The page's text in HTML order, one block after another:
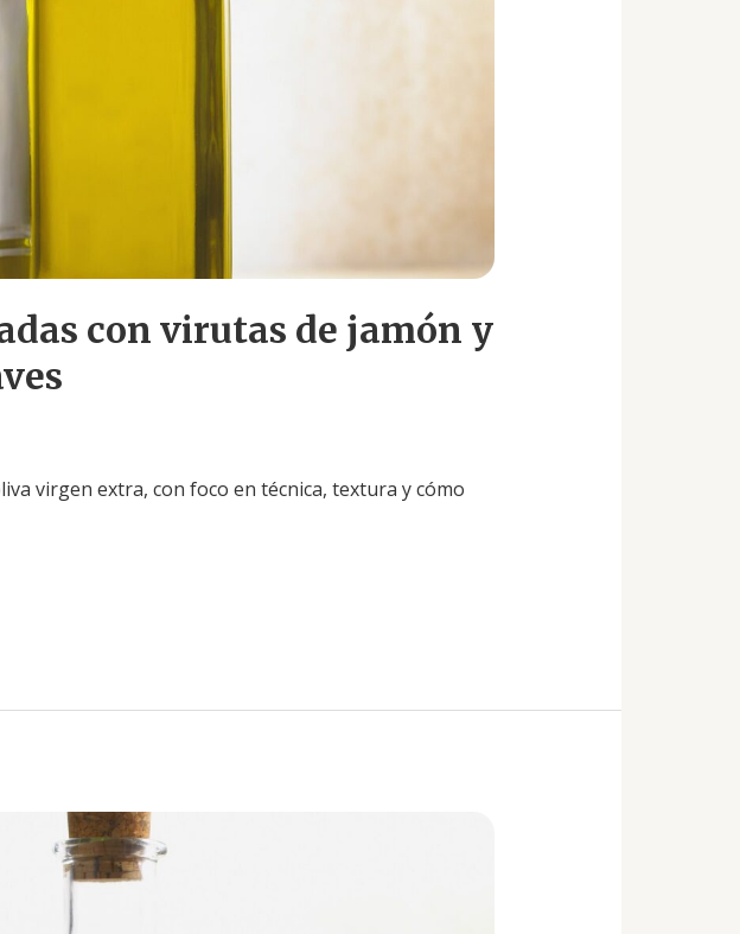
con virutas de jamón y
virgen extra, con foco en técnica, textura y cómo